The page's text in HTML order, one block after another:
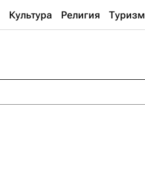
Культура Религия Туризм